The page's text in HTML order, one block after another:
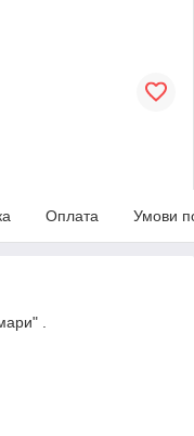
Оплата Умови
.